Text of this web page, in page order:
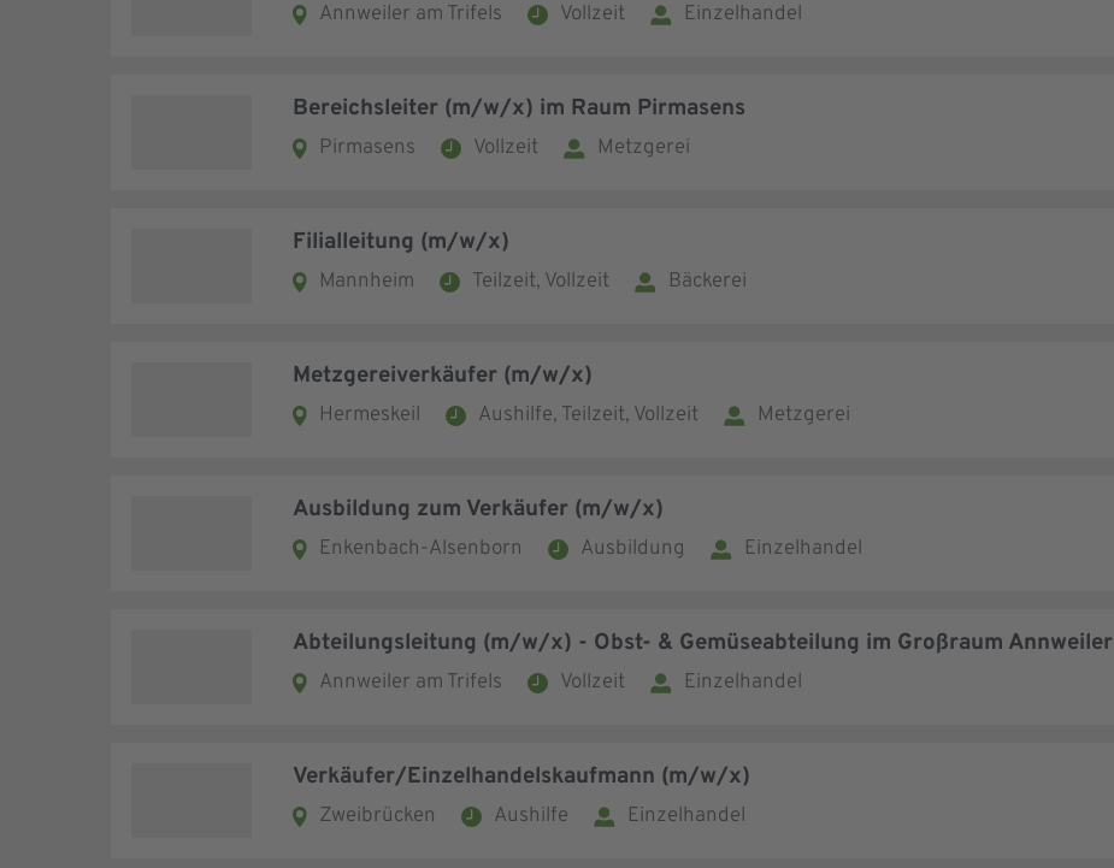
Annweiler am Trifels Vollzeit Einzelhandel
Bereichsleiter (m/w/x) im Raum Pirmasens
Pirmasens Vollzeit Metzgerei
Filialleitung (m/w/x)
Mannheim Teilzeit, Vollzeit Bäckerei
Metzgereiverkäufer (m/w/x)
Hermeskeil Aushilfe, Teilzeit, Vollzeit Metzgerei
Ausbildung zum Verkäufer (m/w/x)
Enkenbach-Alsenborn Ausbildung Einzelhandel
Abteilungsleitung (m/w/x) - Obst- & Gemüseabteilung im Großraum Annweiler
Annweiler am Trifels Vollzeit Einzelhandel
Verkäufer/Einzelhandelskaufmann (m/w/x)
Zweibrücken Aushilfe Einzelhandel